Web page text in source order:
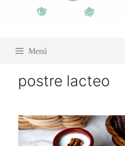
Menú
postre lacteo